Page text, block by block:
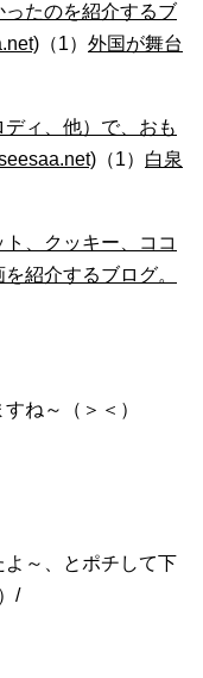
たのを紹介するブ
（1） 外国が舞台
ィ、他）で、おも
（1） 白泉
、クッキー、ココ
紹介するブログ。
ね～（＞＜）
～、とポチして下
/